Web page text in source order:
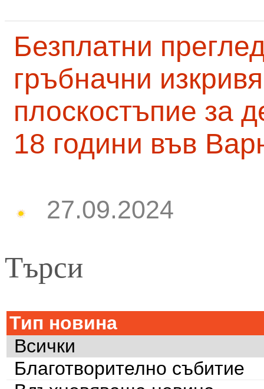
Безплатни
гръбначни
плоскостъпие за
18 години във
27.09.2024
Търси
Тип новина
Всички
Благотворително събитие